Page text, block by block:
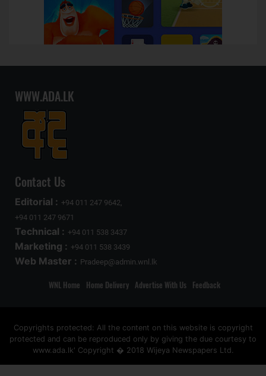
WWW.ADA.LK
Contact Us
Editorial : +94 011 247 9642,
+94 011 247 9671
Technical : +94 011 538 3437
Marketing : +94 011 538 3439
Web Master : Pradeep@admin.wnl.lk
WNL Home Home Delivery Advertise With Us Feedback
Copyrights protected: All the content on this website is copyright
protected and can be reproduced only by giving the due courtesy to
www.ada.lk' Copyright � 2018 Wijeya Newspapers Ltd.